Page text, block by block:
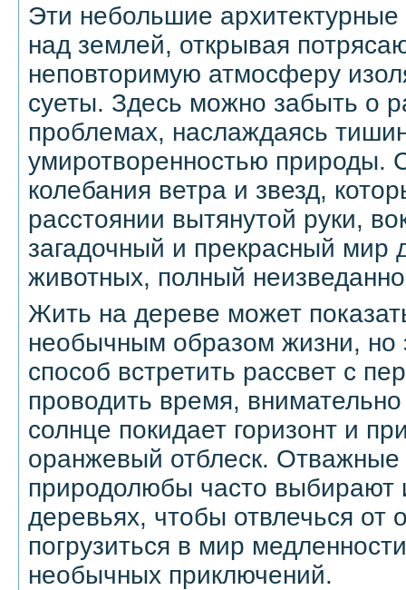
Эти небольшие
над землей, открывая
неповторимую атмосферу
суеты. Здесь можно забыть о
проблемах, наслаждаясь
умиротворенностью природы.
колебания ветра и звезд,
расстоянии вытянутой руки,
загадочный и прекрасный мир
животных, полный
Жить на дереве может
необычным образом жизни, но
способ встретить рассвет с
проводить время,
солнце покидает горизонт и
оранжевый отблеск. Отважные
природолюбы часто выбирают
деревьях, чтобы отвлечься от
погрузиться в мир
необычных приключений.